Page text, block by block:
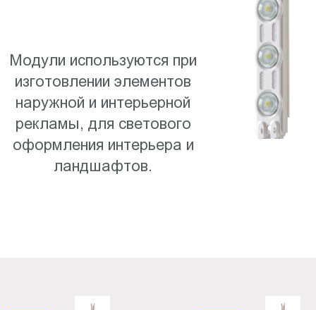
Модули используются при
изготовлении элементов
наружной и интерьерной
рекламы, для светового
оформления интерьера и
ландшафтов.
Сб.,
Вс.:
выходной